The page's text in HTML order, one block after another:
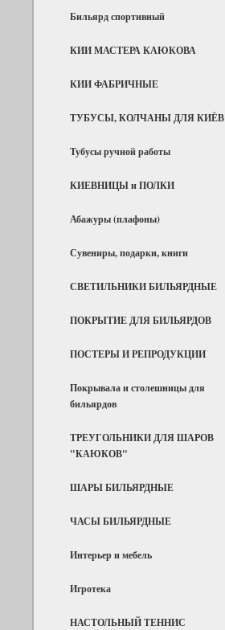
Бильярд спортивный
КИИ МАСТЕРА КАЮКОВА
КИИ ФАБРИЧНЫЕ
ТУБУСЫ, КОЛЧАНЫ ДЛЯ КИЁВ
Тубусы ручной работы
КИЕВНИЦЫ и ПОЛКИ
Абажуры (плафоны)
Сувениры, подарки, книги
СВЕТИЛЬНИКИ БИЛЬЯРДНЫЕ
ПОКРЫТИЕ ДЛЯ БИЛЬЯРДОВ
ПОСТЕРЫ И РЕПРОДУКЦИИ
Покрывала и столешницы для
бильярдов
ТРЕУГОЛЬНИКИ ДЛЯ ШАРОВ
"КАЮКОВ"
ШАРЫ БИЛЬЯРДНЫЕ
ЧАСЫ БИЛЬЯРДНЫЕ
Интерьер и мебель
Игротека
НАСТОЛЬНЫЙ ТЕННИС